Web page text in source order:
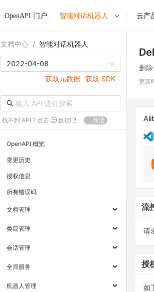
OpenAPI 门户 智能对话机器人 云产
文档中心 / 智能对话机器人
2022-04-08
获取元数据 获取 SDK
找不到 API ? 点击 反馈吧 简洁
OpenAPI 概览
变更历史
授权信息
所有错误码
文档管理
类目管理
会话管理
全局服务
机器人管理
删
更新
流
请
授
如